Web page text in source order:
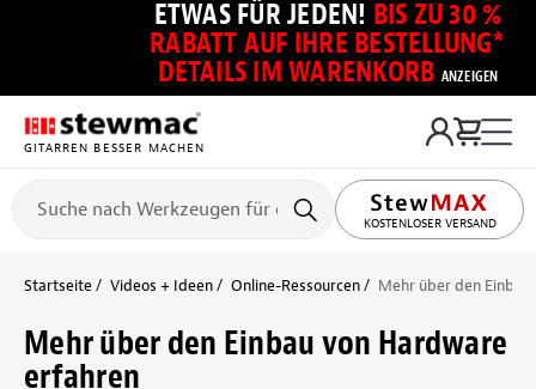
ETWAS FÜR JEDEN! BIS ZU 30 %
RABATT AUF IHRE BESTELLUNG*
DETAILS IM WARENKORB ANZEIGEN
GITARREN BESSER MACHEN
KOSTENLOSER VERSAND
Startseite Videos + Ideen Online-Ressourcen Mehr über den
Mehr über den Einbau von Hardware
erfahren